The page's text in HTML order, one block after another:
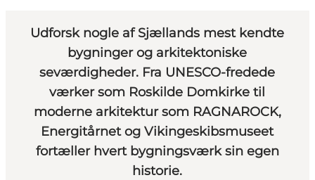
Udforsk nogle af Sjællands mest kendte
bygninger og arkitektoniske
seværdigheder. Fra UNESCO-fredede
værker som Roskilde Domkirke til
moderne arkitektur som RAGNAROCK,
Energitårnet og Vikingeskibsmuseet
fortæller hvert bygningsværk sin egen
historie.